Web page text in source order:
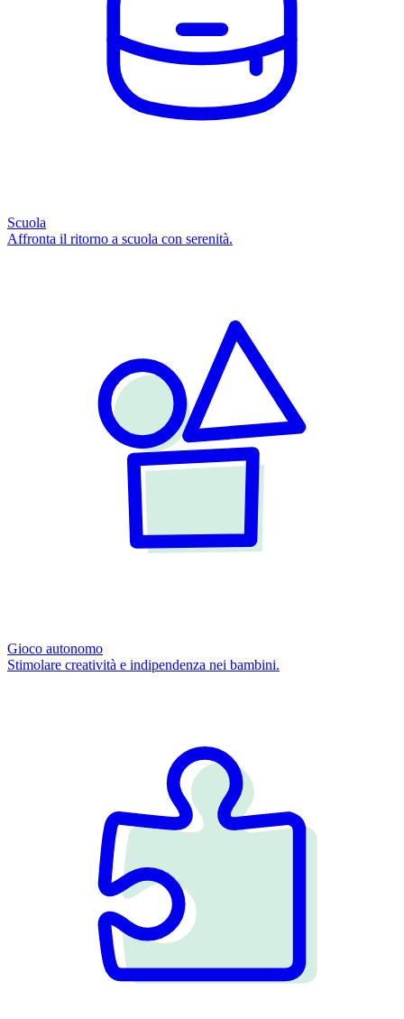
Scuola
Affronta il ritorno a scuola con serenità.
Gioco autonomo
Stimolare creatività e indipendenza nei bambini.